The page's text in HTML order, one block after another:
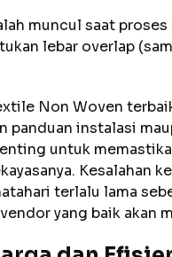
muncul saat
lebar overlap
Non Woven
panduan instalasi
untuk
Kesalahan
terlalu lama
yang baik akan